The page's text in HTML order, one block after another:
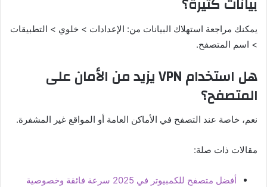
يمكنك مراجعة استهلاك البيانات من: الإعدادات > خلوي > التطبيقات
> اسم المتصفح.
هل استخدام VPN يزيد من الأمان على
المتصفح؟
نعم، خاصة عند التصفح في الأماكن العامة أو المواقع غير المشفرة.
مقالات ذات صلة:
أفضل متصفح للكمبيوتر في 2025 سرعة فائقة وخصوصية